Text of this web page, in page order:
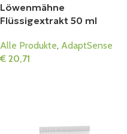
Löwenmähne
Flüssigextrakt 50 ml
Alle Produkte, AdaptSense
€ 20,71